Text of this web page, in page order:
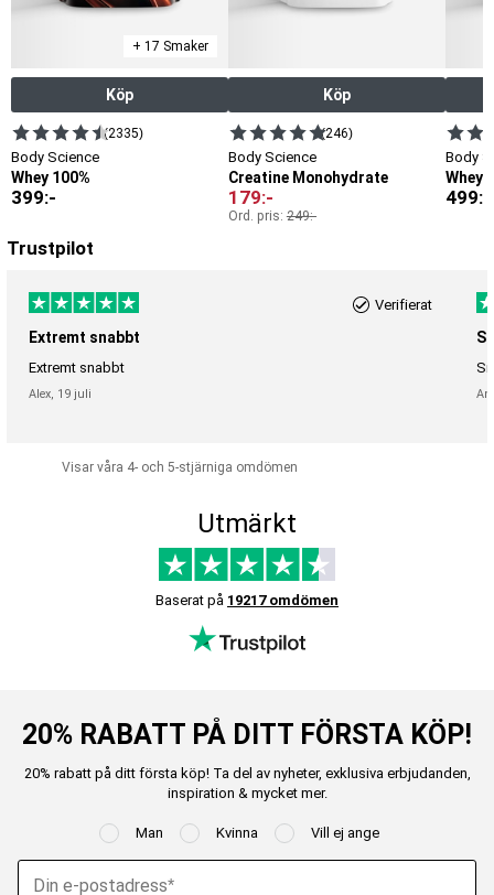
+ 17 Smaker
Köp
(2335)
Body Science
Whey 100%
399:-
Köp
(246)
Body Science
Creatine Monohydrate
179:-
Ord. pris:249:-
Body
Whey
499:-
Trustpilot
Verifierat
Extremt snabbt
Extremt snabbt
Alex, 19 juli
Visar våra 4- och 5-stjärniga omdömen
Utmärkt
Baserat på 19217 omdömen
20% RABATT PÅ DITT FÖRSTA KÖP!
20% rabatt på ditt första köp! Ta del av nyheter, exklusiva erbjudanden,
inspiration & mycket mer.
Man Kvinna Vill ej ange